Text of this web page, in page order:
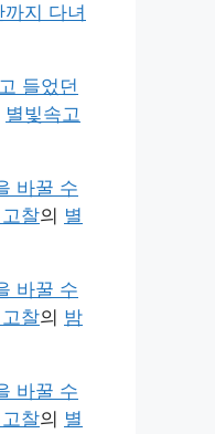
지 다녀
들었던
별빛속고
바꿀 수
찰의 별
바꿀 수
찰의 밤
바꿀 수
찰의 별